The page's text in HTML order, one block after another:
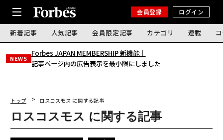
会員登録 ログイン
新着記事 人気記事 会員限定記事 カテゴリ 連載
NEWS
Forbes JAPAN MEMBERSHIP 新機能｜
記事ページ内の広告表示を最小限にしました
トップ ロスコスモス に関する記事
ロスコスモス に関する記事